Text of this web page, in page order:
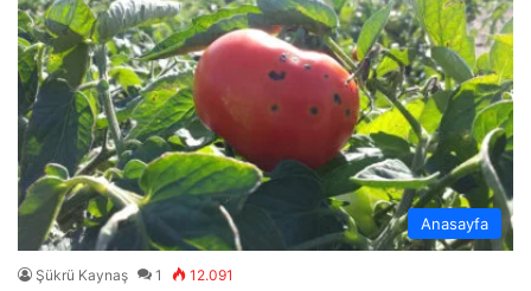
Anasayfa
Şükrü Kaynaş 1 12.091